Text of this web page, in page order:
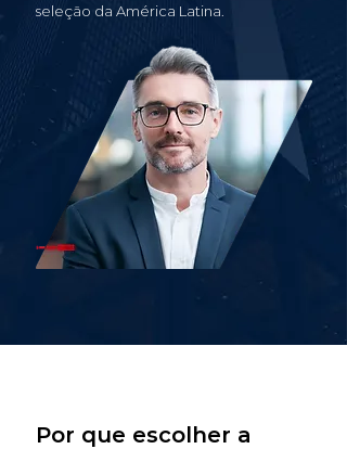
seleção da América Latina.
Por que escolher a